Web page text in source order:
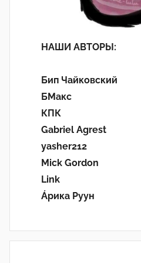
НАШИ АВТОРЫ:
Бип Чайковский
БМакс
КПК
Gabriel Agrest
yasher212
Mick Gordon
Link
Áрика Руун